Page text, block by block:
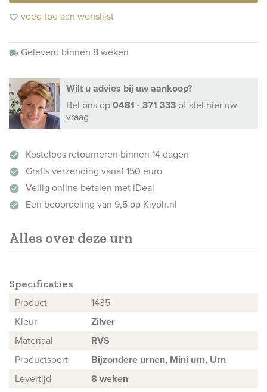
favorite_border voeg toe aan wenslijst
local_shipping Geleverd binnen 8 weken
Wilt u advies bij uw aankoop?
Bel ons op0481 - 371 333 ofstel hier uw
vraag
check_circle Kosteloos retourneren binnen 14 dagen
check_circle Gratis verzending vanaf 150 euro
check_circle Veilig online betalen met iDeal
check_circle Een beoordeling van 9,5 op Kiyoh.nl
Alles over deze urn
Specificaties
Product
1435
Kleur
Zilver
Materiaal
RVS
Productsoort
Bijzondere urnen, Mini urn, Urn
Levertijd
8 weken